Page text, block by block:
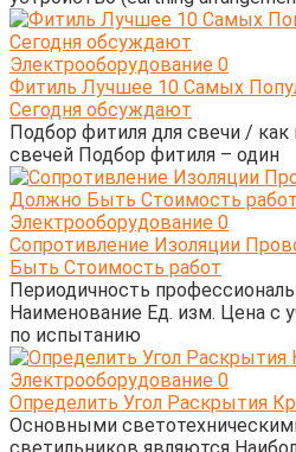
Электрооборудование 0
Фитиль Лучшее 10 Самых
Сегодня обсуждают
Подбор фитиля для свечи / как
свечей Подбор фитиля – один
Электрооборудование 0
Сопротивление Изоляции
Быть Стоимость работ
Периодичность
Наименование Ед. изм. Цена с
по испытанию
Электрооборудование 0
Определить Угол Раскрытия
Основными